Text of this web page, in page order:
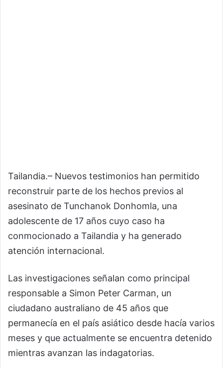
Tailandia.– Nuevos testimonios han permitido
reconstruir parte de los hechos previos al
asesinato de Tunchanok Donhomla, una
adolescente de 17 años cuyo caso ha
conmocionado a Tailandia y ha generado
atención internacional.
Las investigaciones señalan como principal
responsable a Simon Peter Carman, un
ciudadano australiano de 45 años que
permanecía en el país asiático desde hacía varios
meses y que actualmente se encuentra detenido
mientras avanzan las indagatorias.